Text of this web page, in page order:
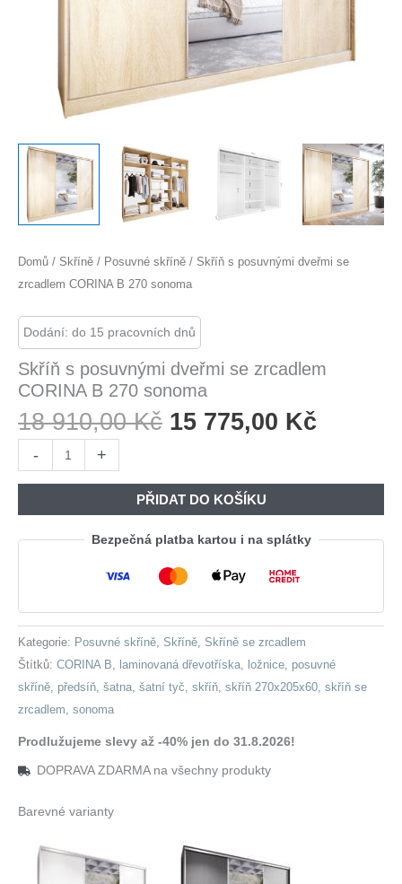
Domů / Skříně / Posuvné skříně / Skříň s posuvnými dveřmi se
zrcadlem CORINA B 270 sonoma
Dodání: do 15 pracovních dnů
Skříň s posuvnými dveřmi se zrcadlem
CORINA B 270 sonoma
18 910,00Kč Původní
18
910,00 Kč.
15 775,00 Kč
775,00
-
s
dveřmi
se
270
sonoma
množství
+
PŘIDAT DO KOŠÍKU
Bezpečná platba kartou i na splátky
Kategorie: Posuvné skříně, Skříně, Skříně se zrcadlem
Štítků: CORINA B, laminovaná dřevotříska, ložnice, posuvné
skříně, předsíň, šatna, šatní tyč, skříň, skříň 270x205x60, skříň se
zrcadlem, sonoma
Prodlužujeme slevy až -40% jen do 31.8.2026!
DOPRAVA ZDARMA na všechny produkty
Barevné varianty